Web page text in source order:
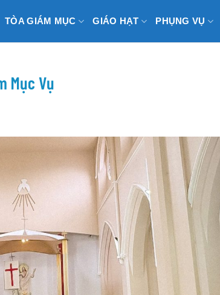
TÒA GIÁM MỤC GIÁO HẠT PHỤNG VỤ
Mục Vụ